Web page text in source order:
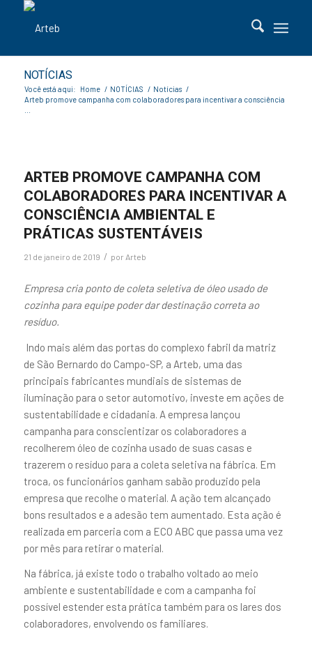
NOTÍCIAS
Você está aqui: Home / NOTÍCIAS / Notícias /
Arteb promove campanha com colaboradores para incentivar a consciência
ARTEB PROMOVE CAMPANHA COM
COLABORADORES PARA INCENTIVAR A
CONSCIÊNCIA AMBIENTAL E
PRÁTICAS SUSTENTÁVEIS
21 de janeiro de 2019 / por Arteb
Empresa cria ponto de coleta seletiva de óleo usado de
cozinha para equipe poder dar destinação correta ao
resíduo.
Indo mais além das portas do complexo fabril da matriz
de São Bernardo do Campo-SP, a Arteb, uma das
principais fabricantes mundiais de sistemas de
iluminação para o setor automotivo, investe em ações de
sustentabilidade e cidadania. A empresa lançou
campanha para conscientizar os colaboradores a
recolherem óleo de cozinha usado de suas casas e
trazerem o resíduo para a coleta seletiva na fábrica. Em
troca, os funcionários ganham sabão produzido pela
empresa que recolhe o material. A ação tem alcançado
bons resultados e a adesão tem aumentado. Esta ação é
realizada em parceria com a ECO ABC que passa uma vez
por mês para retirar o material.
Na fábrica, já existe todo o trabalho voltado ao meio
ambiente e sustentabilidade e com a campanha foi
possível estender esta prática também para os lares dos
colaboradores, envolvendo os familiares.